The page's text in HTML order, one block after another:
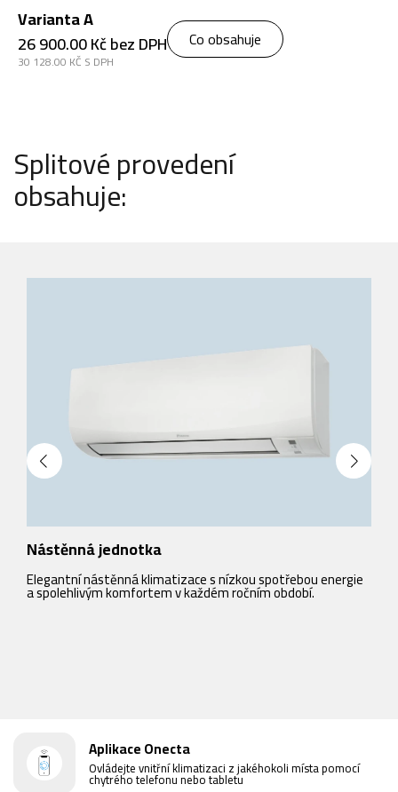
Varianta A
26 900.00 Kč bez DPH
30 128.00 KČ S DPH
Co obsahuje
Splitové provedení
obsahuje:
Nástěnná jednotka
Elegantní nástěnná klimatizace s nízkou spotřebou energie
a spolehlivým komfortem v každém ročním období.
Aplikace Onecta
Ovládejte vnitřní klimatizaci z jakéhokoli místa pomocí
chytrého telefonu nebo tabletu